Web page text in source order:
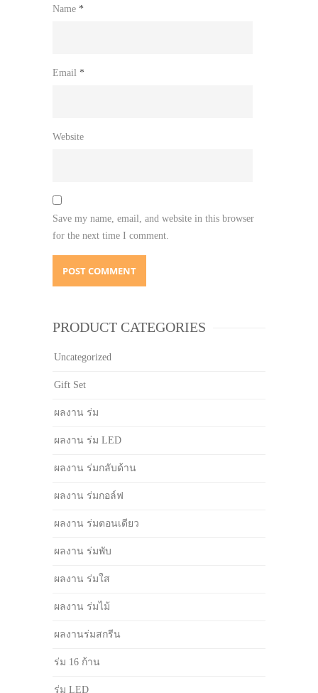
Name *
Email *
Website
Save my name, email, and website in this browser
for the next time I comment.
PRODUCT CATEGORIES
Uncategorized
Gift Set
ผลงาน ร่ม
ผลงาน ร่ม LED
ผลงาน ร่มกลับด้าน
ผลงาน ร่มกอล์ฟ
ผลงาน ร่มตอนเดียว
ผลงาน ร่มพับ
ผลงาน ร่มใส
ผลงาน ร่มไม้
ผลงานร่มสกรีน
ร่ม 16 ก้าน
ร่ม LED